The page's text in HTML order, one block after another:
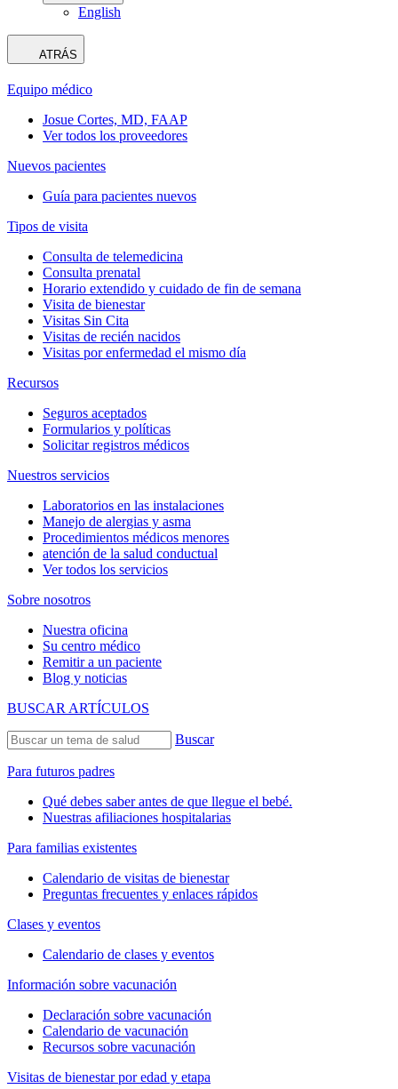
English
ATRÁS
Equipo médico
Josue Cortes, MD, FAAP
Ver todos los proveedores
Nuevos pacientes
Guía para pacientes nuevos
Tipos de visita
Consulta de telemedicina
Consulta prenatal
Horario extendido y cuidado de fin de semana
Visita de bienestar
Visitas Sin Cita
Visitas de recién nacidos
Visitas por enfermedad el mismo día
Recursos
Seguros aceptados
Formularios y políticas
Solicitar registros médicos
Nuestros servicios
Laboratorios en las instalaciones
Manejo de alergias y asma
Procedimientos médicos menores
atención de la salud conductual
Ver todos los servicios
Sobre nosotros
Nuestra oficina
Su centro médico
Remitir a un paciente
Blog y noticias
BUSCAR ARTÍCULOS
Buscar
Para futuros padres
Qué debes saber antes de que llegue el bebé.
Nuestras afiliaciones hospitalarias
Para familias existentes
Calendario de visitas de bienestar
Preguntas frecuentes y enlaces rápidos
Clases y eventos
Calendario de clases y eventos
Información sobre vacunación
Declaración sobre vacunación
Calendario de vacunación
Recursos sobre vacunación
Visitas de bienestar por edad y etapa